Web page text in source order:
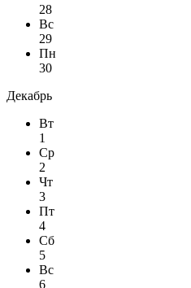
28
Вс
29
Пн
30
Декабрь
Вт
1
Ср
2
Чт
3
Пт
4
Сб
5
Вс
6